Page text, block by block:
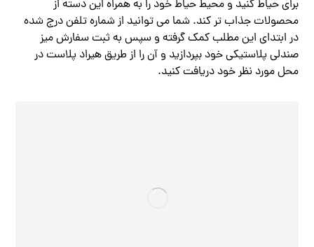
برای حیاط کنید و محیط حیاط خود را به همراه این دسته از
محصولات جذاب تر کند. شما می توانید از شماره تلفن درج شده
در ابتدای این مطلب کمک گرفته و سپس به ثبت سفارش میز
صندلی پلاستیکی خود بپردازید و آن را از طریق هیراد پلاست در
محل مورد نظر خود دریافت کنید.